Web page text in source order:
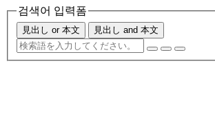
검색어 입력폼
見出し or 本文 見出し and 本文